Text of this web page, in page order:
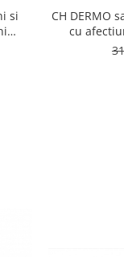
si
CH DERMO
cu